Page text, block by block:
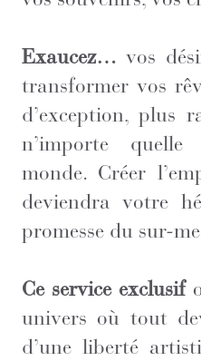
Exaucez…vos
transformer vos
d’exception, plus
n’importe
monde. Créer
deviendra votre
promesse du sur-
Ce service exclusif
univers où tout
d’une liberté